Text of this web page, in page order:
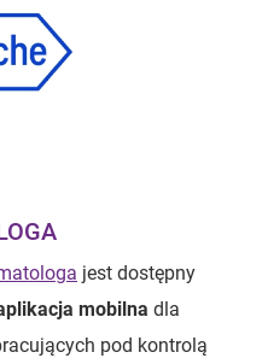
jest dostępny
mobilna dla
pod kontrolą